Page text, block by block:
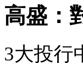
高盛：
3大投行